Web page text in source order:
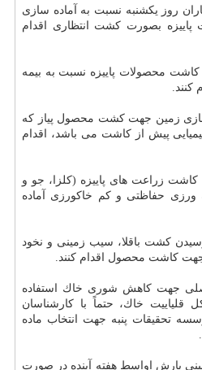
روز یكشنبه نسبت به آماده سازی
بصورت كشت انتظاری اقدام
محصولات پاییزه نسبت به بیمه
زمین جهت كشت محصول پیاز كه
پیش از كاشت می باشد، اقدام
زراعت های پاییزه (كلزا، جو و
ورزی حفاظتی و كم خاكورزی آماده
كشت باقلا، سیب زمینی و نخود
كاشت محصول اقدام كنند.
جهت كاهش شوری خاك استفاده
خاك، حتماً با كارشناسان
تحقیقات پنبه جهت انتخاب ماده
بارش اواسط هفته آینده در صورت